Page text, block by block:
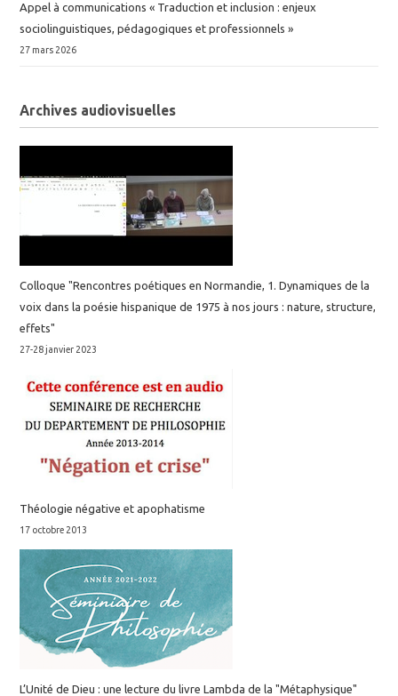
Appel à communications « Traduction et inclusion : enjeux
sociolinguistiques, pédagogiques et professionnels »
27 mars 2026
Archives audiovisuelles
Colloque "Rencontres poétiques en Normandie, 1. Dynamiques de la
voix dans la poésie hispanique de 1975 à nos jours : nature, structure,
effets"
27-28 janvier 2023
Théologie négative et apophatisme
17 octobre 2013
L’Unité de Dieu : une lecture du livre Lambda de la "Métaphysique"